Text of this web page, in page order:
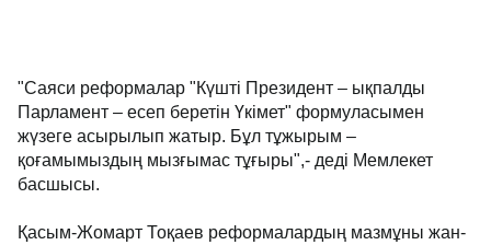
"Саяси реформалар "Күшті Президент – ықпалды
Парламент – есеп беретін Үкімет" формуласымен
жүзеге асырылып жатыр. Бұл тұжырым –
қоғамымыздың мызғымас тұғыры",- деді Мемлекет
басшысы.
Қасым-Жомарт Тоқаев реформалардың мазмұны жан-